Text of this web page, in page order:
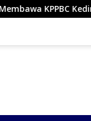
Berintegritas